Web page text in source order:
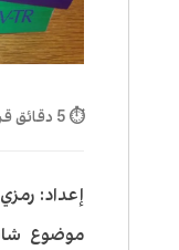
⏱ 5 دقائق قراءة
إعداد:
موضوع